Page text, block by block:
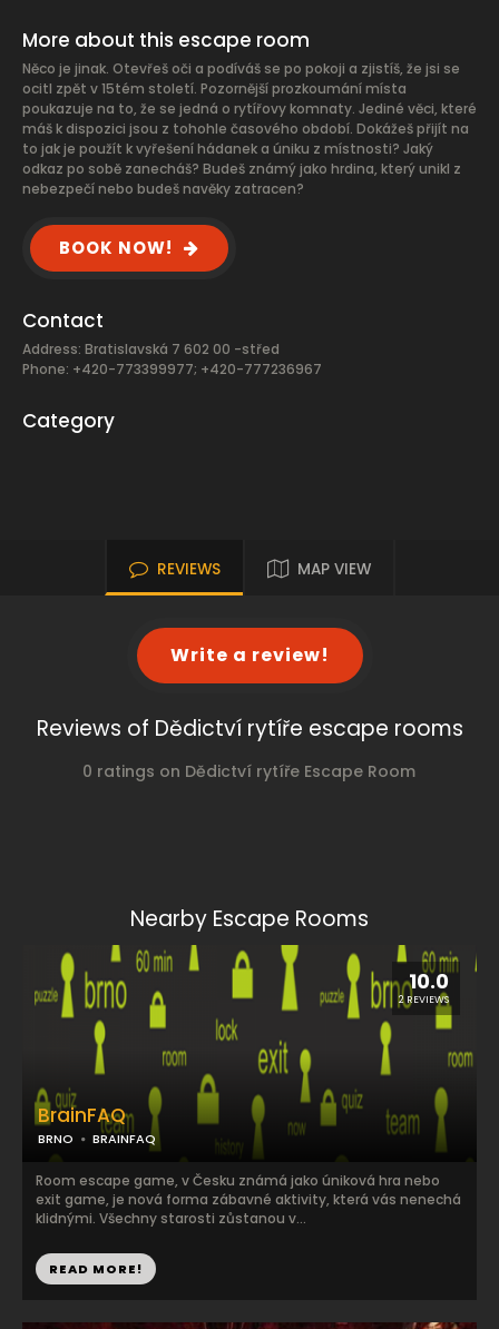
More about this escape room
Něco je jinak. Otevřeš oči a podíváš se po pokoji a zjistíš, že jsi se
ocitl zpět v 15tém století. Pozornější prozkoumání místa
poukazuje na to, že se jedná o rytířovy komnaty. Jediné věci, které
máš k dispozici jsou z tohohle časového období. Dokážeš přijít na
to jak je použít k vyřešení hádanek a úniku z místnosti? Jaký
odkaz po sobě zanecháš? Budeš známý jako hrdina, který unikl z
nebezpečí nebo budeš navěky zatracen?
BOOK NOW!
Contact
Address: Bratislavská 7 602 00 -střed
Phone: +420-773399977; +420-777236967
Category
REVIEWS MAP VIEW
Write a review!
Reviews of Dědictví rytíře escape rooms
0 ratings on Dědictví rytíře Escape Room
Nearby Escape Rooms
10.0
2 REVIEWS
BrainFAQ
BRNO BRAINFAQ
Room escape game, v Česku známá jako úniková hra nebo
exit game, je nová forma zábavné aktivity, která vás nenechá
klidnými. Všechny starosti zůstanou v...
READ MORE!